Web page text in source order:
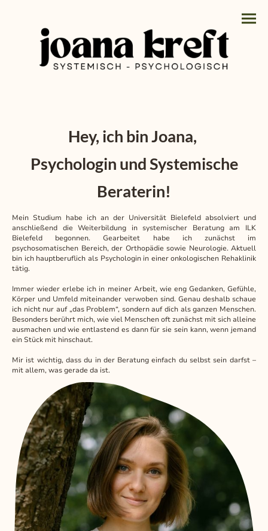
Hey, ich bin Joana,
Psychologin und Systemische
Beraterin!
Mein Studium habe ich an der Universität Bielefeld absolviert und
anschließend die Weiterbildung in systemischer Beratung am ILK
Bielefeld begonnen. Gearbeitet habe ich zunächst im
psychosomatischen Bereich, der Orthopädie sowie Neurologie. Aktuell
bin ich hauptberuflich als Psychologin in einer onkologischen Rehaklinik
tätig.
Immer wieder erlebe ich in meiner Arbeit, wie eng Gedanken, Gefühle,
Körper und Umfeld miteinander verwoben sind. Genau deshalb schaue
ich nicht nur auf „das Problem“, sondern auf dich als ganzen Menschen.
Besonders berührt mich, wie viel Menschen oft zunächst mit sich alleine
ausmachen und wie entlastend es dann für sie sein kann, wenn jemand
ein Stück mit hinschaut.
Mir ist wichtig, dass du in der Beratung einfach du selbst sein darfst –
mit allem, was gerade da ist.